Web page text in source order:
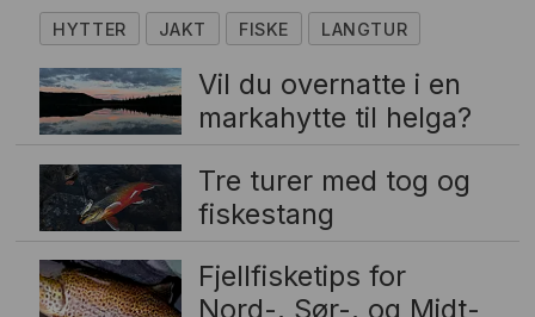
HYTTER JAKT FISKE LANGTUR
Vil du overnatte i en
markahytte til helga?
Tre turer med tog og
fiskestang
Fjellfisketips for
Nord-, Sør-, og Midt-